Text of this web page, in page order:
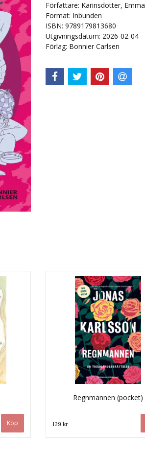
Författare: Karinsdotter, Emma
Format: Inbunden
ISBN: 9789179813680
Utgivningsdatum: 2026-02-04
Förlag: Bonnier Carlsen
Regnmannen (pocket)
129 kr